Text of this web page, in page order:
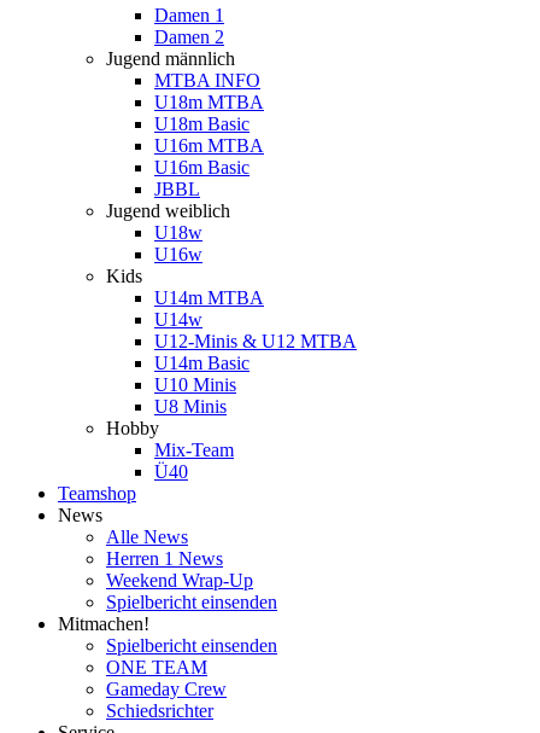
Damen 1
Damen 2
Jugend männlich
MTBA INFO
U18m MTBA
U18m Basic
U16m MTBA
U16m Basic
JBBL
Jugend weiblich
U18w
U16w
Kids
U14m MTBA
U14w
U12-Minis & U12 MTBA
U14m Basic
U10 Minis
U8 Minis
Hobby
Mix-Team
Ü40
Teamshop
News
Alle News
Herren 1 News
Weekend Wrap-Up
Spielbericht einsenden
Mitmachen!
Spielbericht einsenden
ONE TEAM
Gameday Crew
Schiedsrichter